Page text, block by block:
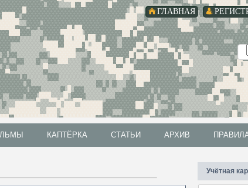
ГЛАВНАЯ
КАПТЁРКА СТАТЬИ АРХИВ
Учётная